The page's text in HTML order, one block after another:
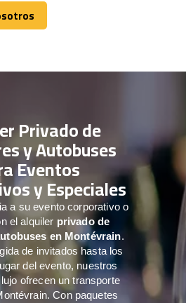
Privado de
y Autobuses
Eventos
y Especiales
a su evento corporativo o
el alquiler privado de
en Montévrain.
de invitados hasta los
del evento, nuestros
ofrecen un transporte
Con paquetes